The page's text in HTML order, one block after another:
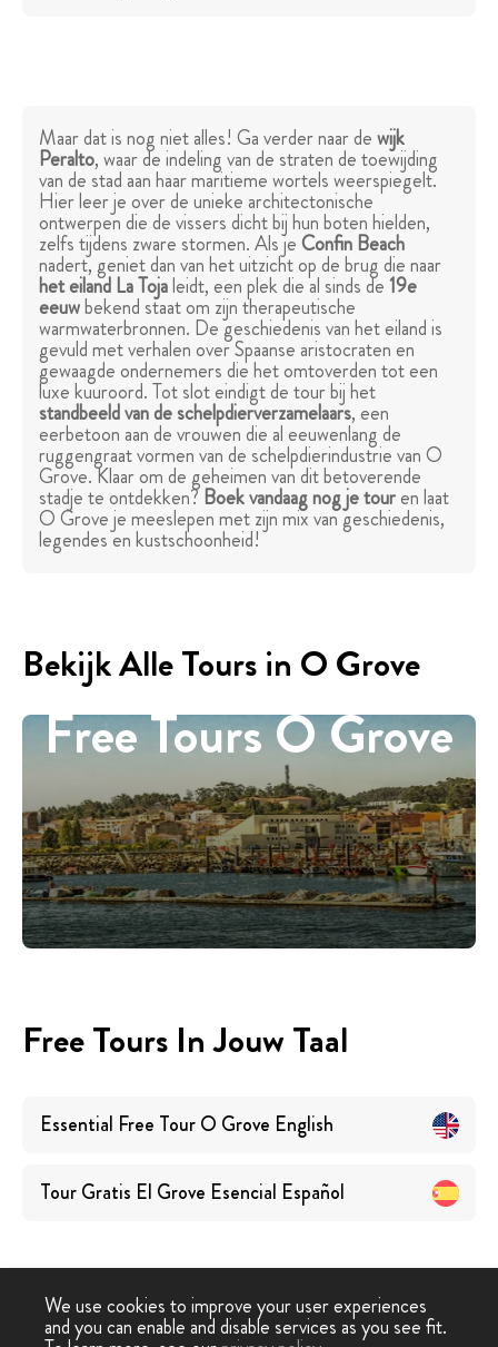
Maar dat is nog niet alles! Ga verder naar dewijk
Peralto, waar de indeling van de straten de toewijding
van de stad aan haar maritieme wortels weerspiegelt.
Hier leer je over de unieke architectonische
ontwerpen die de vissers dicht bij hun boten hielden,
zelfs tijdens zware stormen. Als jeConfin Beach
nadert, geniet dan van het uitzicht op de brug die naar
het eiland La Tojaleidt, een plek die al sinds de19e
eeuwbekend staat om zijn therapeutische
warmwaterbronnen. De geschiedenis van het eiland is
gevuld met verhalen over Spaanse aristocraten en
gewaagde ondernemers die het omtoverden tot een
luxe kuuroord. Tot slot eindigt de tour bij het
standbeeld van de schelpdierverzamelaars, een
eerbetoon aan de vrouwen die al eeuwenlang de
ruggengraat vormen van de schelpdierindustrie van O
Grove. Klaar om de geheimen van dit betoverende
stadje te ontdekken?Boek vandaag nog je touren laat
O Grove je meeslepen met zijn mix van geschiedenis,
legendes en kustschoonheid!
Bekijk Alle Tours in O Grove
Free Tours O Grove
Free Tours In Jouw Taal
Essential Free Tour O Grove English
Tour Gratis El Grove Esencial Español
We use cookies to improve your user experiences
and you can enable and disable services as you see fit.